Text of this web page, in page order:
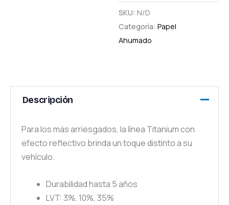
SKU: N/D
Categoría:Papel
Ahumado
Descripción
Para los más arriesgados, la línea Titanium con
efecto reflectivo brinda un toque distinto a su
vehículo.
Durabilidad hasta 5 años
LVT: 3%, 10%, 35%